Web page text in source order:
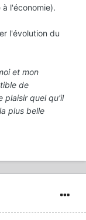
l'économie).
l'évolution du
et mon
de
plaisir quel qu'il
plus belle